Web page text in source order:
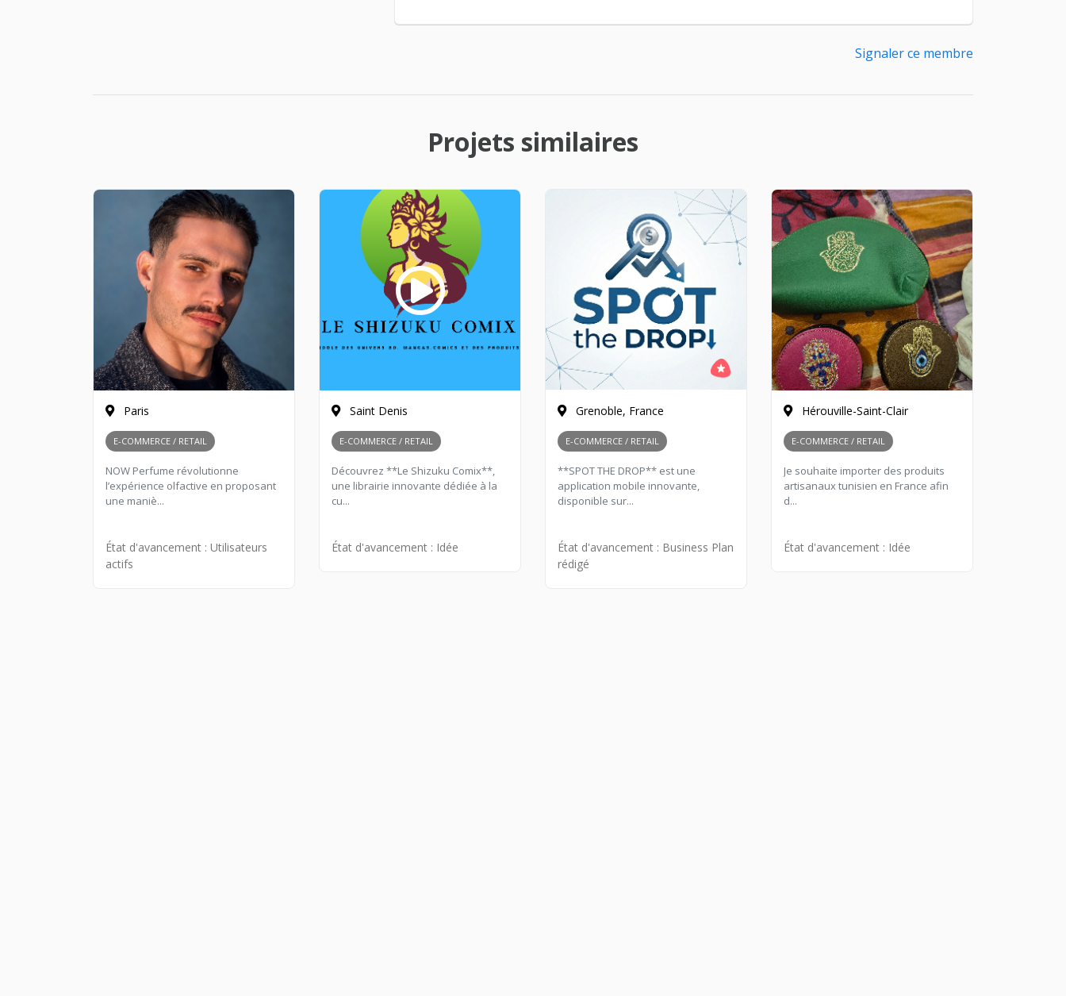
Signaler ce membre
Projets similaires
Paris
E-COMMERCE / RETAIL
NOW Perfume révolutionne
l’expérience olfactive en proposant
une maniè...
État d'avancement : Utilisateurs
actifs
Saint Denis
E-COMMERCE / RETAIL
Découvrez **Le Shizuku Comix**,
une librairie innovante dédiée à la
cu...
État d'avancement : Idée
Grenoble, France
E-COMMERCE / RETAIL
**SPOT THE DROP** est une
application mobile innovante,
disponible sur...
État d'avancement : Business Plan
rédigé
Hérouville-Saint-Clair
E-COMMERCE / RETAIL
Je souhaite importer des produits
artisanaux tunisien en France afin
d...
État d'avancement : Idée